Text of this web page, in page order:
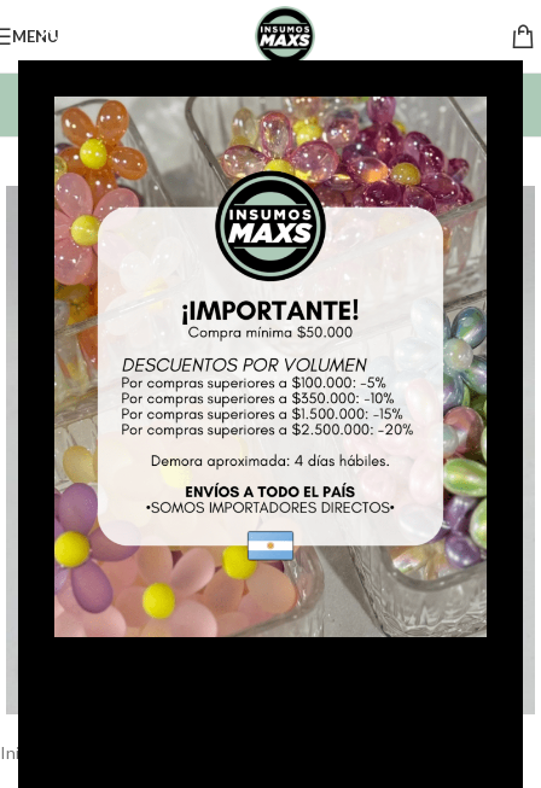
MENU
BUSCAR PRODUCTOS
*
Inicio